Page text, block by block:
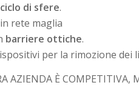
di sfere.
in rete maglia
barriere ottiche.
per la rimozione
AZIENDA È COMPETITIVA,